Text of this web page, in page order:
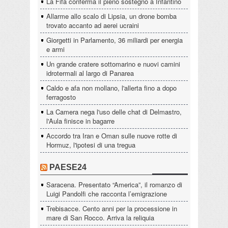
Allarme allo scalo di Lipsia, un drone bomba
trovato accanto ad aerei ucraini
Giorgetti in Parlamento, 36 miliardi per energia
e armi
Un grande cratere sottomarino e nuovi camini
idrotermali al largo di Panarea
Caldo e afa non mollano, l'allerta fino a dopo
ferragosto
La Camera nega l'uso delle chat di Delmastro,
l'Aula finisce in bagarre
Accordo tra Iran e Oman sulle nuove rotte di
Hormuz, l'ipotesi di una tregua
PAESE24
Saracena. Presentato “America”, il romanzo di
Luigi Pandolfi che racconta l’emigrazione
Trebisacce. Cento anni per la processione in
mare di San Rocco. Arriva la reliquia